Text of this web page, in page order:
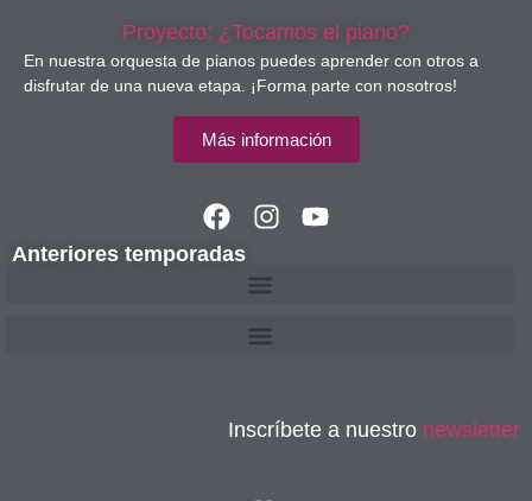
Proyecto: ¿Tocamos el piano?
En nuestra orquesta de pianos puedes aprender con otros a
disfrutar de una nueva etapa. ¡Forma parte con nosotros!
Más información
Anteriores temporadas
Inscríbete a nuestro newsletter